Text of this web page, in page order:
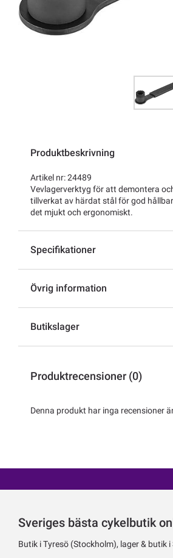
Produktbeskrivning
Artikel nr: 24489
Vevlagerverktyg för att demontera
tillverkat av härdat stål för god
det mjukt och ergonomiskt.
Specifikationer
Övrig information
Butikslager
Produktrecensioner (0)
Denna produkt har inga recensioner
Sveriges bästa cykelbutik
Butik i Tyresö (Stockholm), lager & butik i